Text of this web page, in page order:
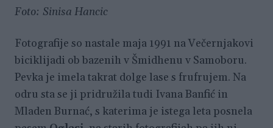
Foto: Sinisa Hancic
Fotografije so nastale maja 1991 na Večernjakovi
biciklijadi ob bazenih v Šmidhenu v Samoboru.
Pevka je imela takrat dolge lase s frufrujem. Na
odru sta se ji pridružila tudi Ivana Banfić in
Mladen Burnać, s katerima je istega leta posnela